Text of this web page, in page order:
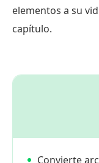
elementos a su
capítulo.
Convierte